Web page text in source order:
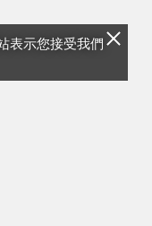
表示您接受我們